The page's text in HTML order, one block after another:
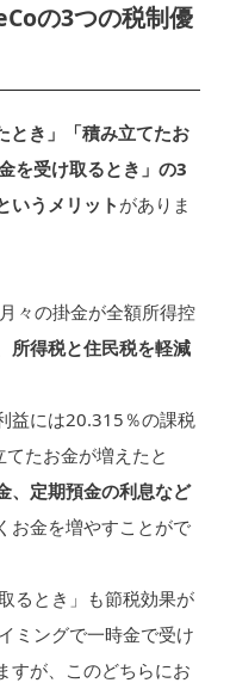
の3つの税制優
とき」「積み立てたお
を受け取るとき」の3
いうメリット がありま
々の掛金が全額所得控
所得税と住民税を軽減
益には20.315％の課税
たお金が増えたと
、定期預金の利息など
お金を増やすことがで
るとき」も節税効果が
ミングで一時金で受け
すが、このどちらにお